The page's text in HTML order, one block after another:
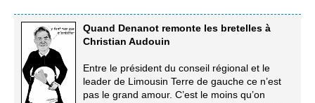
Quand Denanot remonte les bretelles à
Christian Audouin
Entre le président du conseil régional et le
leader de Limousin Terre de gauche ce n’est
pas le grand amour. C’est le moins qu’on